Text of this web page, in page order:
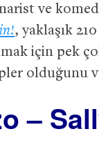
ve
, yaklaşık
için pek
olduğunu
–